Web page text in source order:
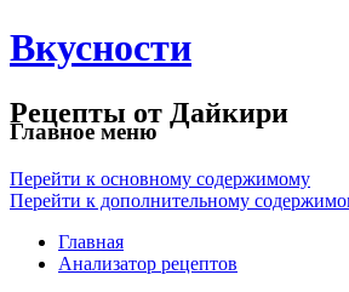
Вкусности
Рецепты от Дайкири
Главное меню
Перейти к основному содержимому
Перейти к дополнительному
Главная
Анализатор рецептов